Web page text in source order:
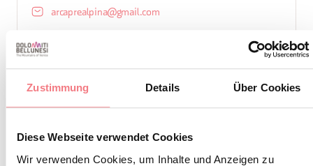
Zustimmung Details Über Cookies
Diese Webseite verwendet Cookies
Wir verwenden Cookies, um Inhalte und Anzeigen zu
arcaprealpina@gmail.com
INFORMATIONEN ANFORDERN